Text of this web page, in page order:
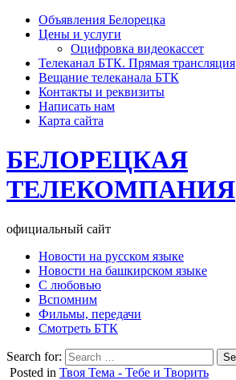
Объявления Белорецка
Цены и услуги
Оцифровка видеокассет
Телеканал БТК. Прямая трансляция
Вещание телеканала БТК
Контакты и реквизиты
Написать нам
Карта сайта
БЕЛОРЕЦКАЯ
ТЕЛЕКОМПАНИЯ
официальный сайт
Новости на русском языке
Новости на башкирском языке
С любовью
Вспомним
Фильмы, передачи
Смотреть БТК
Search for:
Posted in Твоя Тема - Тебе и Творить